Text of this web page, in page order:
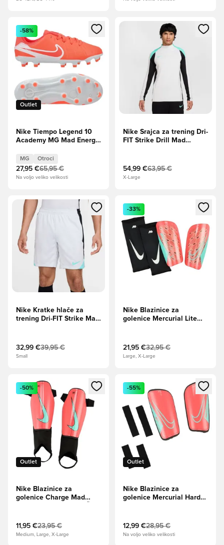
Odpre Modal za prijavo ali vpis kot član
Outlet
-58%
Nike Tiempo Legend 10
Academy MG Mad Energy
MG Otroci
27,95 €65,95 €
Na voljo veliko velikosti
Odpre Modal za prijavo ali
Nike Srajca za trening Dri-
FIT Strike Drill Mad
54,99 €63,95 €
X-Large
Odpre Modal za prijavo ali vpis kot član
Nike Kratke hlače za
trening Dri-FIT Strike Mad
32,99 €39,95 €
Small
Odpre Modal za prijavo ali
-33%
Nike Blazinice za
golenice Mercurial Lite
21,95 €32,95 €
Large, X-Large
Odpre Modal za prijavo ali vpis kot član
Outlet
-50%
Nike Blazinice za
golenice Charge Mad
11,95 €23,95 €
Medium, Large, X-Large
Odpre Modal za prijavo ali
Outlet
-55%
Nike Blazinice za
golenice Mercurial Hard
12,99 €28,95 €
Na voljo veliko velikosti